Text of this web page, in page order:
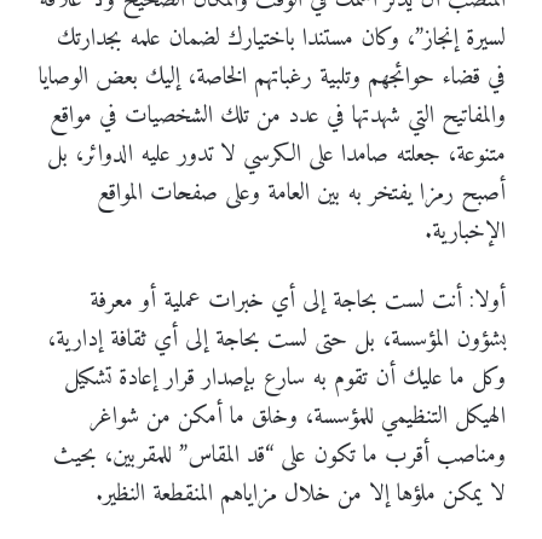
لسيرة إنجاز”، وكان مستندا باختيارك لضمان علمه بجدارتك
في قضاء حوائجهم وتلبية رغباتهم الخاصة، إليك بعض الوصايا
والمفاتيح التي شهدتها في عدد من تلك الشخصيات في مواقع
متنوعة، جعلته صامدا على الكرسي لا تدور عليه الدوائر، بل
أصبح رمزا يفتخر به بين العامة وعلى صفحات المواقع
الإخبارية.
أولا: أنت لست بحاجة إلى أي خبرات عملية أو معرفة
بشؤون المؤسسة، بل حتى لست بحاجة إلى أي ثقافة إدارية،
وكل ما عليك أن تقوم به سارع بإصدار قرار إعادة تشكيل
الهيكل التنظيمي للمؤسسة، وخلق ما أمكن من شواغر
ومناصب أقرب ما تكون على “قد المقاس” للمقربين، بحيث
لا يمكن ملؤها إلا من خلال مزاياهم المنقطعة النظير.